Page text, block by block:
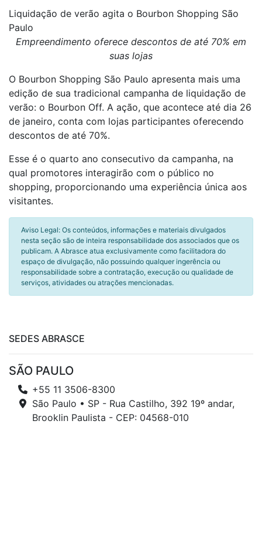
Liquidação de verão agita o Bourbon Shopping São
Paulo
Empreendimento oferece descontos de até 70% em
suas lojas
O Bourbon Shopping São Paulo apresenta mais uma
edição de sua tradicional campanha de liquidação de
verão: o Bourbon Off. A ação, que acontece até dia 26
de janeiro, conta com lojas participantes oferecendo
descontos de até 70%.
Esse é o quarto ano consecutivo da campanha, na
qual promotores interagirão com o público no
shopping, proporcionando uma experiência única aos
visitantes.
Aviso Legal: Os conteúdos, informações e materiais divulgados
nesta seção são de inteira responsabilidade dos associados que os
publicam. A Abrasce atua exclusivamente como facilitadora do
espaço de divulgação, não possuindo qualquer ingerência ou
responsabilidade sobre a contratação, execução ou qualidade de
serviços, atividades ou atrações mencionadas.
SEDES ABRASCE
SÃO PAULO
+55 11 3506-8300
São Paulo • SP - Rua Castilho, 392 19º andar,
Brooklin Paulista - CEP: 04568-010